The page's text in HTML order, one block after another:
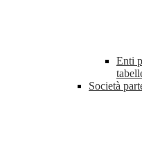
Enti
Società